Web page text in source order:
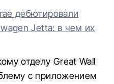
дебютировали
Jetta: в чем их
отделу Great Wall
с приложением